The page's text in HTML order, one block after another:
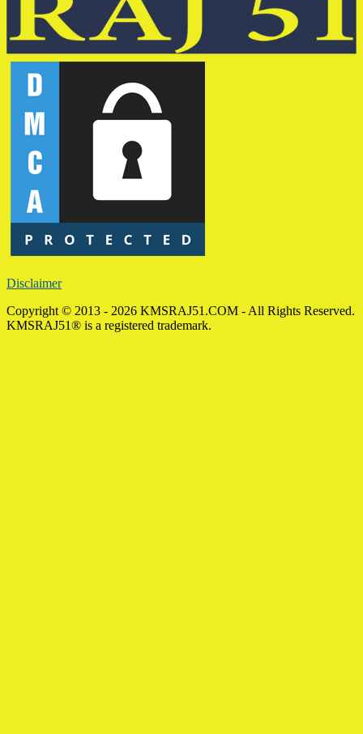
Disclaimer
Copyright © 2013 - 2026 KMSRAJ51.COM - All Rights Reserved.
KMSRAJ51® is a registered trademark.